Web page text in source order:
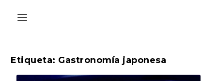
Etiqueta: Gastronomía japonesa